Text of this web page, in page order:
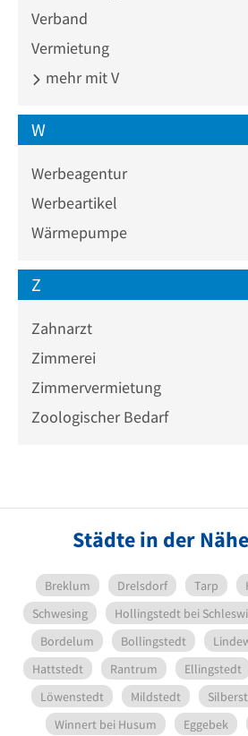
Verband
Vermietung
mehr mit V
W
Werbeagentur
Werbeartikel
Wärmepumpe
Z
Zahnarzt
Zimmerei
Zimmervermietung
Zoologischer Bedarf
Städte in der
Breklum Drelsdorf Tarp
Schwesing
Hollingstedt bei
Bordelum
Bollingstedt
Hattstedt
Rantrum Ellingstedt
Löwenstedt
Mildstedt
Winnert bei Husum
Eggebek